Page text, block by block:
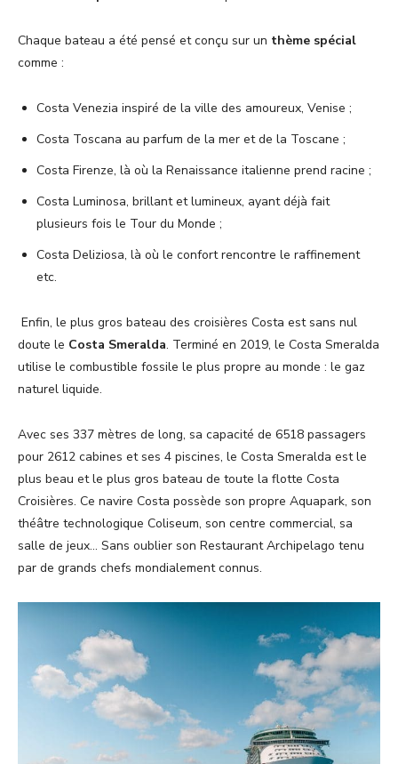
Chaque bateau a été pensé et conçu sur un thème spécial
comme :
Costa Venezia inspiré de la ville des amoureux, Venise ;
Costa Toscana au parfum de la mer et de la Toscane ;
Costa Firenze, là où la Renaissance italienne prend racine ;
Costa Luminosa, brillant et lumineux, ayant déjà fait
plusieurs fois le Tour du Monde ;
Costa Deliziosa, là où le confort rencontre le raffinement
etc.
Enfin, le plus gros bateau des croisières Costa est sans nul
doute le Costa Smeralda. Terminé en 2019, le Costa Smeralda
utilise le combustible fossile le plus propre au monde : le gaz
naturel liquide.
Avec ses 337 mètres de long, sa capacité de 6518 passagers
pour 2612 cabines et ses 4 piscines, le Costa Smeralda est le
plus beau et le plus gros bateau de toute la flotte Costa
Croisières. Ce navire Costa possède son propre Aquapark, son
théâtre technologique Coliseum, son centre commercial, sa
salle de jeux… Sans oublier son Restaurant Archipelago tenu
par de grands chefs mondialement connus.